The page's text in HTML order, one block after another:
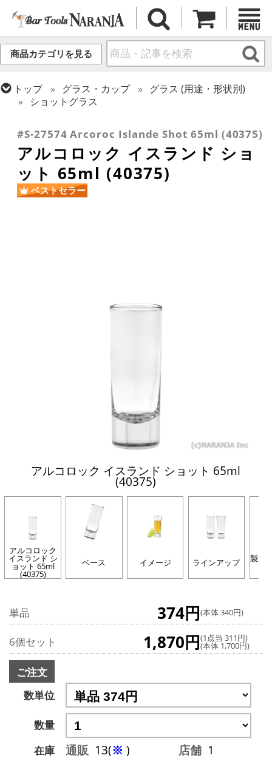
商品カテゴリを見る
トップ グラス・カップ
グラス (用途・形状別)
ショットグラス
アルク
#S-27574 Arcoroc Islande Shot 65ml (40375)
アルコロック イスランド ショ
ット 65ml (40375)
ベストセラー
アルコロック イスランド ショット 65ml
(40375)
アルコロック
イスランド シ
ョット 65ml
(40375)
ベース イメージ ラインアップ 製造
単品 374円(本体 340円)
6個セット 1,870円(1点当 311円)
(本体 1,700円)
ご注文
数単位
数量
在庫
通販 13(※ ) 店舗 1